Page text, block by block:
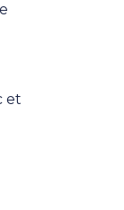
et